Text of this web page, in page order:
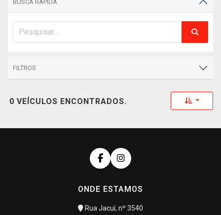
BUSCA RÁPIDA
FILTROS
0 VEÍCULOS ENCONTRADOS. Toggle
ONDE ESTAMOS
Rua Jacuí, nº 3540